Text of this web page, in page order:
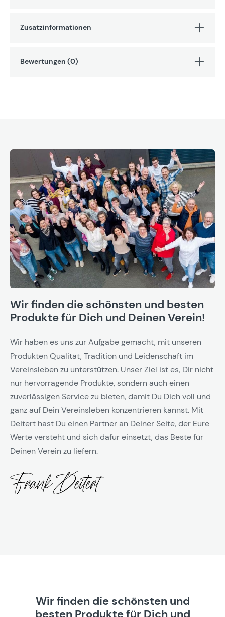
Zusatzinformationen
Bewertungen (0)
Wir finden die schönsten und besten
Produkte für Dich und Deinen Verein!
Wir haben es uns zur Aufgabe gemacht, mit unseren
Produkten Qualität, Tradition und Leidenschaft im
Vereinsleben zu unterstützen. Unser Ziel ist es, Dir nicht
nur hervorragende Produkte, sondern auch einen
zuverlässigen Service zu bieten, damit Du Dich voll und
ganz auf Dein Vereinsleben konzentrieren kannst. Mit
Deitert hast Du einen Partner an Deiner Seite, der Eure
Werte versteht und sich dafür einsetzt, das Beste für
Deinen Verein zu liefern.
Wir finden die schönsten und